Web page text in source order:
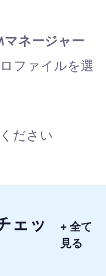
マネージャー
ファイルを選
ださい
ェッ
+ 全て
見る